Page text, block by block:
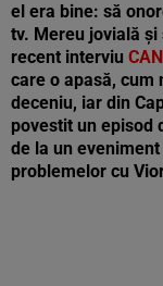
el era bine: să
tv. Mereu jovială și
recent interviu
care o apasă, cum
deceniu, iar din
povestit un episod
de la un
problemelor cu